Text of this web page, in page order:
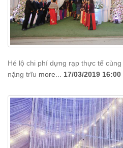
Hé lộ chi phí dựng rạp thực tế
nặng trĩu more... 17/03/2019 16:00